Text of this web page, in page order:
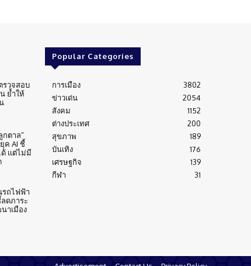
รวจสอบ
ย้ำให้
ตาล”
ค AI ชี้
แต่ไม่มี
รถไฟฟ้า
ดภาระ
าเมือง
Popular Categories
การเมือง
3802
ข่าวเด่น
2054
สังคม
1152
ต่างประเทศ
200
สุขภาพ
189
บันเทิง
176
เศรษฐกิจ
139
กีฬา
31